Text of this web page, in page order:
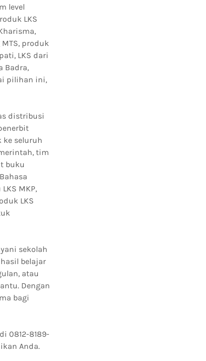
level
LKS
MTS, produk
LKS dari
Badra,
pilihan ini,
distribusi
seluruh
tim
buku
MKP,
LKS
sekolah
belajar
atau
Dengan
bagi
0812-8189-
Anda.